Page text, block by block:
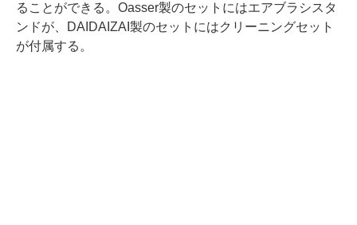
ることができる。Oasser製のセットにはエアブラシスタ
ンドが、DAIDAIZAI製のセットにはクリーニングセット
が付属する。